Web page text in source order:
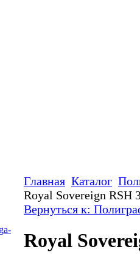
Главная Каталог
Royal Sovereign RSH
Вернуться к:
Royal